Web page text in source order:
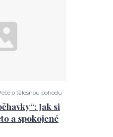
Jak si
a spokojené
o tělesnou pohodu